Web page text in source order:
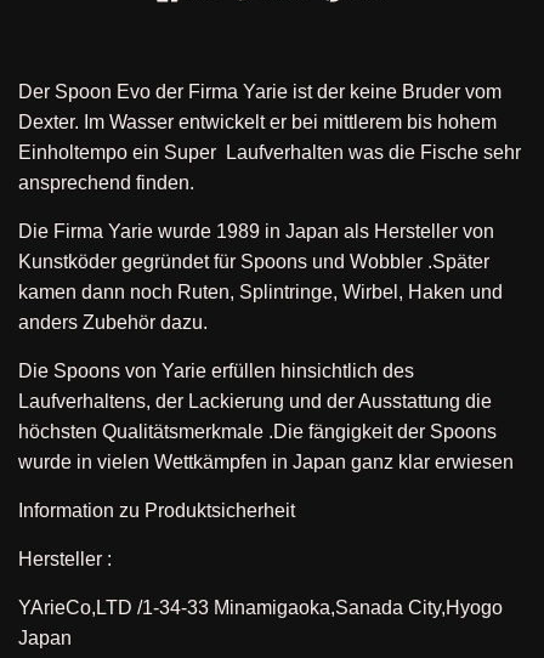
Der Spoon Evo der Firma Yarie ist der keine Bruder vom
Dexter. Im Wasser entwickelt er bei mittlerem bis hohem
Einholtempo ein Super Laufverhalten was die Fische sehr
ansprechend finden.
Die Firma Yarie wurde 1989 in Japan als Hersteller von
Kunstköder gegründet für Spoons und Wobbler .Später
kamen dann noch Ruten, Splintringe, Wirbel, Haken und
anders Zubehör dazu.
Die Spoons von Yarie erfüllen hinsichtlich des
Laufverhaltens, der Lackierung und der Ausstattung die
höchsten Qualitätsmerkmale .Die fängigkeit der Spoons
wurde in vielen Wettkämpfen in Japan ganz klar erwiesen
Information zu Produktsicherheit
Hersteller :
YArieCo,LTD /1-34-33 Minamigaoka,Sanada City,Hyogo
Japan